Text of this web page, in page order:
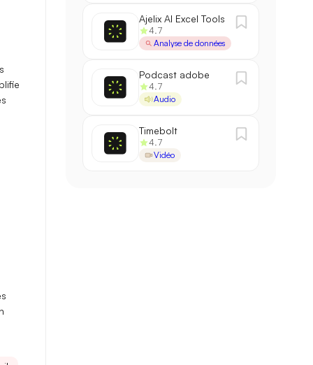
Ajelix AI Excel Tools
4.7
Analyse de données
Podcast adobe
4.7
Audio
Timebolt
4.7
Vidéo